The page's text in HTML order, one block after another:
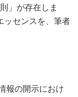
」が存在しま
ッセンスを、筆者
報の開示におけ